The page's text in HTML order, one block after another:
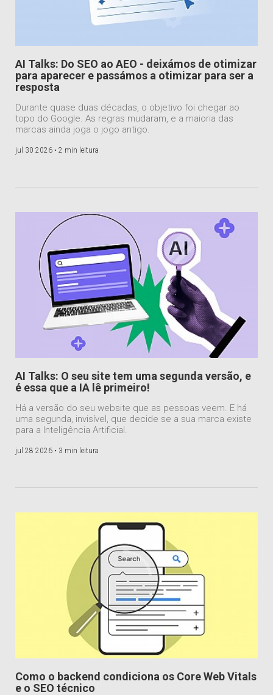
AI Talks: Do SEO ao AEO - deixámos de otimizar
para aparecer e passámos a otimizar para ser a
resposta
Durante quase duas décadas, o objetivo foi chegar ao
topo do Google. As regras mudaram, e a maioria das
marcas ainda joga o jogo antigo.
jul 30 2026 • 2 min leitura
AI Talks: O seu site tem uma segunda versão, e
é essa que a IA lê primeiro!
Há a versão do seu website que as pessoas veem. E há
uma segunda, invisível, que decide se a sua marca existe
para a Inteligência Artificial.
jul 28 2026 • 3 min leitura
Como o backend condiciona os Core Web Vitals
e o SEO técnico